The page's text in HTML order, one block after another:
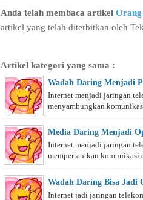
Anda telah membaca artikel
artikel yang telah diterbitkan oleh
Artikel kategori yang sama :
Wadah Daring Menjadi
Internet menjadi jaringan
menyambungkan
Media Daring Menjadi
Internet menjadi jaringan
mempertautkan komunikasi
Wadah Daring Bisa Jadi
Internet jadi jaringan